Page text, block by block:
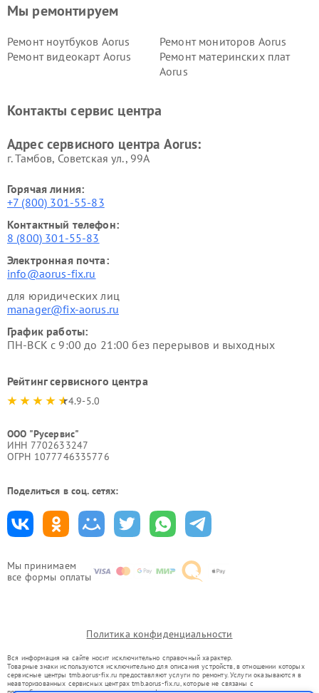
Мы принимаем
все формы оплаты
Мы ремонтируем
Ремонт ноутбуков Aorus
Ремонт мониторов Aorus
Ремонт видеокарт Aorus
Ремонт материнских плат
Aorus
Контакты сервис центра
Адрес сервисного центра Aorus:
г. Тамбов, Советская ул., 99А
Горячая линия:
+7 (800) 301-55-83
Контактный телефон:
8 (800) 301-55-83
Электронная почта:
info@aorus-fix.ru
для юридических лиц
manager@fix-aorus.ru
График работы:
ПН-ВСК с 9:00 до 21:00 без перерывов и выходных
Рейтинг сервисного центра
4.9-5.0
ООО "Русервис"
ИНН 7702633247
ОГРН 1077746335776
Поделиться в соц. сетях:
Политика конфиденциальности
Вся информация на сайте носит исключительно справочный характер.
Товарные знаки используются исключительно для описания устройств, в отношении которых
сервисные центры tmb.aorus-fix.ru предоставляют услуги по ремонту. Услуги оказываются в
неавторизованных сервисных центрах tmb.aorus-fix.ru, которые не связаны с